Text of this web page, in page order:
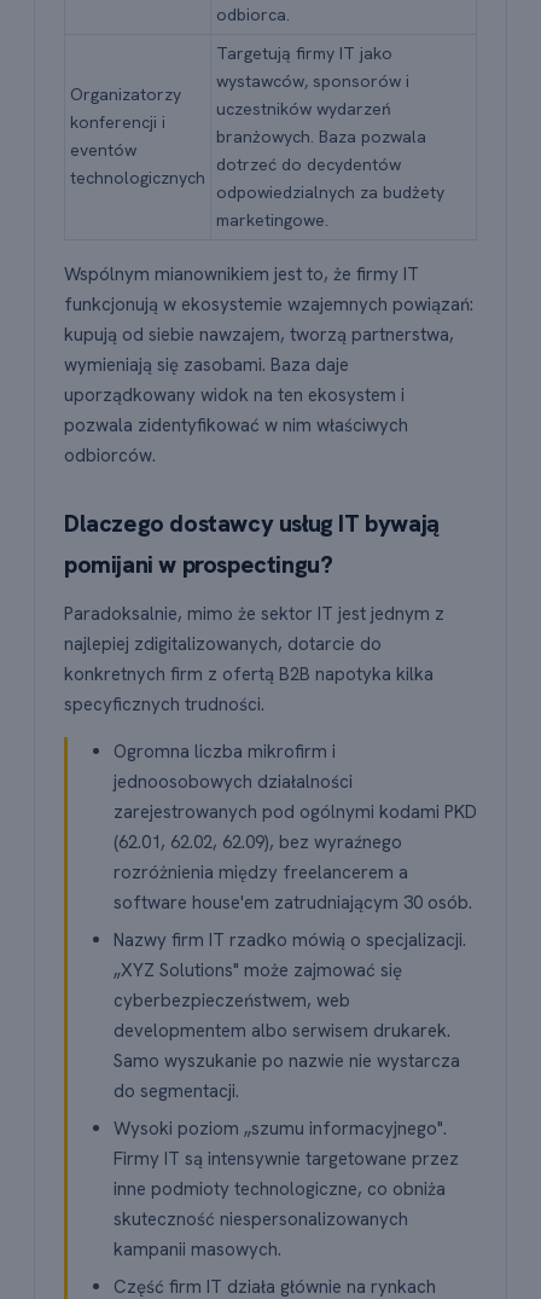
odbiorca.
Organizatorzy
konferencji i
eventów
technologicznych
Targetują firmy IT jako
wystawców, sponsorów i
uczestników wydarzeń
branżowych. Baza pozwala
dotrzeć do decydentów
odpowiedzialnych za budżety
marketingowe.
Wspólnym mianownikiem jest to, że firmy IT
funkcjonują w ekosystemie wzajemnych powiązań:
kupują od siebie nawzajem, tworzą partnerstwa,
wymieniają się zasobami. Baza daje
uporządkowany widok na ten ekosystem i
pozwala zidentyfikować w nim właściwych
odbiorców.
Dlaczego dostawcy usług IT bywają
pomijani w prospectingu?
Paradoksalnie, mimo że sektor IT jest jednym z
najlepiej zdigitalizowanych, dotarcie do
konkretnych firm z ofertą B2B napotyka kilka
specyficznych trudności.
Ogromna liczba mikrofirm i
jednoosobowych działalności
zarejestrowanych pod ogólnymi kodami PKD
(62.01, 62.02, 62.09), bez wyraźnego
rozróżnienia między freelancerem a
software house'em zatrudniającym 30 osób.
Nazwy firm IT rzadko mówią o specjalizacji.
„XYZ Solutions" może zajmować się
cyberbezpieczeństwem, web
developmentem albo serwisem drukarek.
Samo wyszukanie po nazwie nie wystarcza
do segmentacji.
Wysoki poziom „szumu informacyjnego".
Firmy IT są intensywnie targetowane przez
inne podmioty technologiczne, co obniża
skuteczność niespersonalizowanych
kampanii masowych.
Część firm IT działa głównie na rynkach